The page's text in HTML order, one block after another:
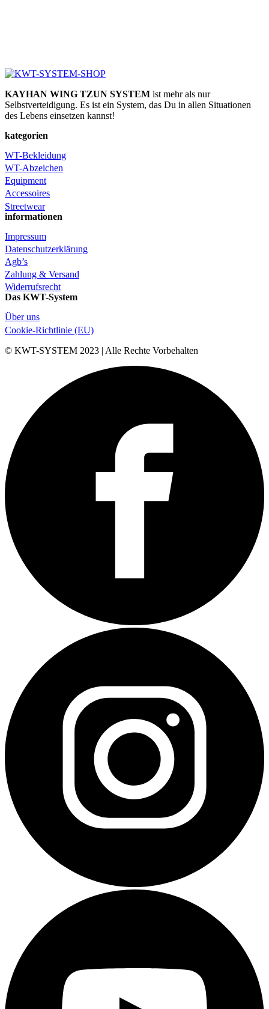
KAYHAN WING TZUN SYSTEM ist mehr als nur
Selbstverteidigung. Es ist ein System, das Du in allen Situationen
des Lebens einsetzen kannst!
kategorien
WT-Bekleidung
WT-Abzeichen
Equipment
Accessoires
Streetwear
informationen
Impressum
Datenschutzerklärung
Agb’s
Zahlung & Versand
Widerrufsrecht
Das KWT-System
Über uns
Cookie-Richtlinie (EU)
© KWT-SYSTEM 2023 | Alle Rechte Vorbehalten